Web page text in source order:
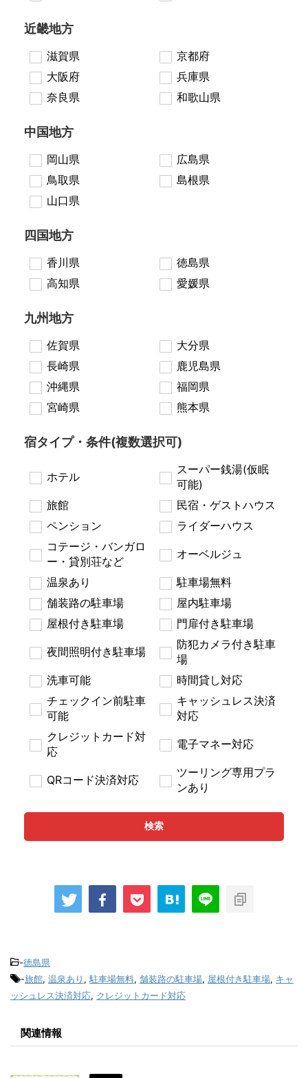
近畿地方
滋賀県
京都府
大阪府
兵庫県
奈良県
和歌山県
中国地方
岡山県
広島県
鳥取県
島根県
山口県
四国地方
香川県
徳島県
高知県
愛媛県
九州地方
佐賀県
大分県
長崎県
鹿児島県
沖縄県
福岡県
宮崎県
熊本県
宿タイプ・条件(複数選択可)
ホテル
スーパー銭湯(仮眠
可能)
旅館
民宿・ゲストハウス
ペンション
ライダーハウス
コテージ・バンガロ
ー・貸別荘など
オーベルジュ
温泉あり
駐車場無料
舗装路の駐車場
屋内駐車場
屋根付き駐車場
門扉付き駐車場
夜間照明付き駐車場
防犯カメラ付き駐車
場
洗車可能
時間貸し対応
チェックイン前駐車
可能
キャッシュレス決済
対応
クレジットカード対
応
電子マネー対応
QRコード決済対応
ツーリング専用プラ
ンあり
検索
-徳島県
-旅館, 温泉あり , 駐車場無料, 舗装路の駐車場, 屋根付き駐車場, キャ
ッシュレス決済対応, クレジットカード対応
関連情報